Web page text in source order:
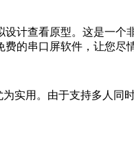
计查看原型。这是一
的串口屏软件，让您尽
实用。由于支持多人同